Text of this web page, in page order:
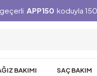
APP150 koduyla
BAKIMI SAÇ BAKIM